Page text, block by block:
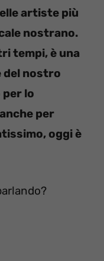
artiste più
nostrano.
tempi, è una
del nostro
per lo
per
oggi è